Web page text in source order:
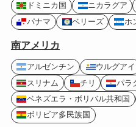
ドミニカ国
ニカラグア
パナマ
ベリーズ ホ
南アメリカ
アルゼンチン ウルグアイ
スリナム
チリ パラ
ベネズエラ・ボリバル共和国
ボリビア多民族国